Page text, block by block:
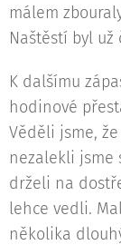
málem
Naštěstí byl už
K dalšímu
hodinové
Věděli jsme,
nezalekli jsme
drželi na
lehce vedli.
několika